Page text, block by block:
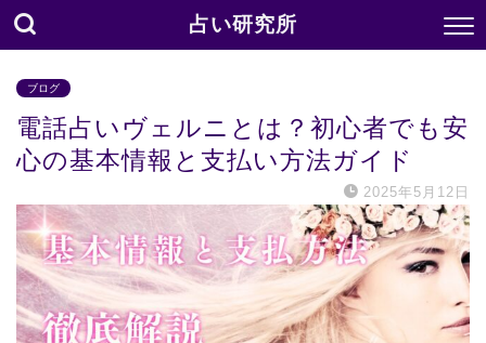
占い研究所
ブログ
電話占いヴェルニとは？初心者でも安
心の基本情報と支払い方法ガイド
2025年5月12日